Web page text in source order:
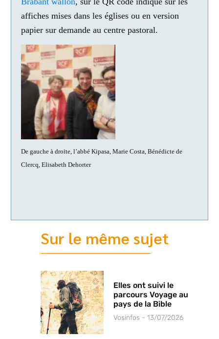
affiches mises dans les églises ou en version
papier sur demande au centre pastoral.
De gauche à droite, l’abbé Kipasa, Marie Costa, Bénédicte de
Clercq, Elisabeth Dehorter
Sur le même sujet
Elles ont suivi le
parcours Voyage au
pays de la Bible
Vosinfos 13/07/2026